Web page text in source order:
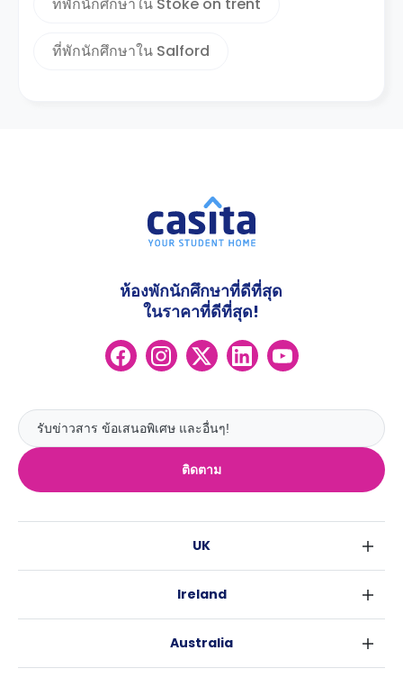
ที่พักนักศึกษาใน Salford
ติดตาม
ห้องพักนักศึกษาที่ดีที่สุด
ในราคาที่ดีที่สุด!
UK
กลาสโกว
Ireland
Australia